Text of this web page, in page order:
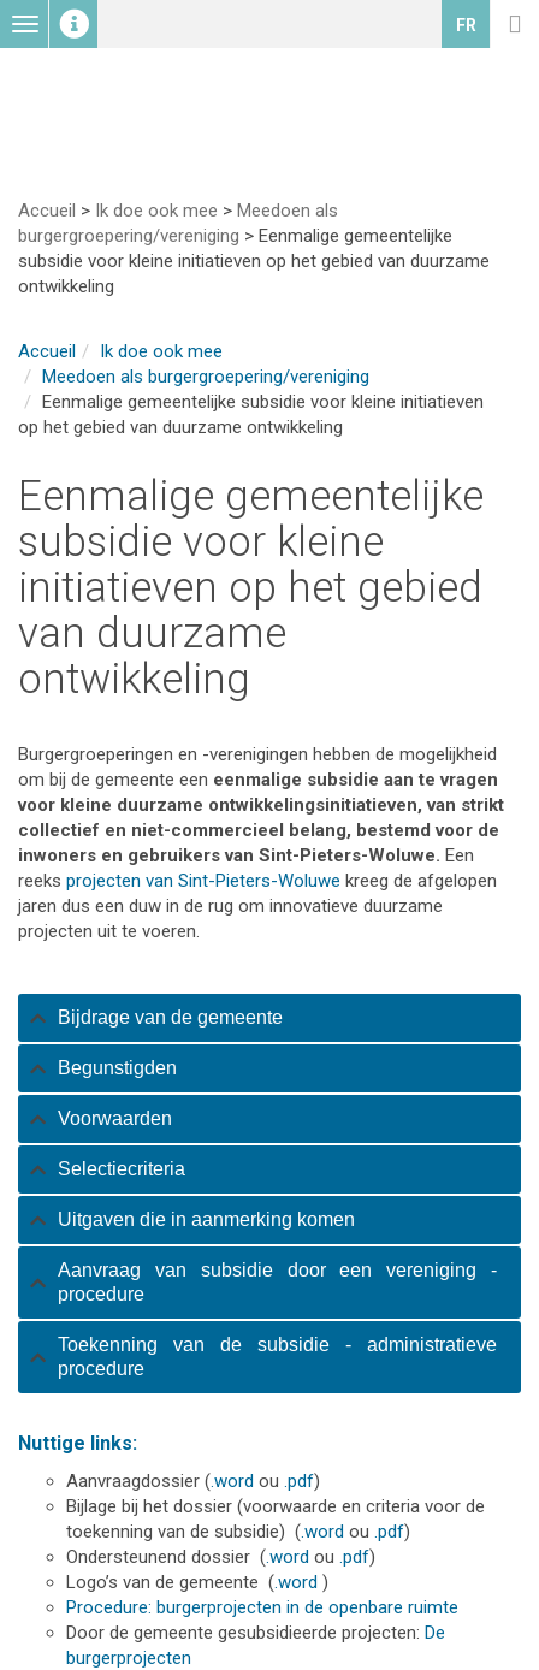
Toggle
navigation
FR
Accueil > Ik doe ook mee > Meedoen als
burgergroepering/vereniging > Eenmalige gemeentelijke
subsidie voor kleine initiatieven op het gebied van duurzame
ontwikkeling
Accueil
Ik doe ook mee
Meedoen als burgergroepering/vereniging
Eenmalige gemeentelijke subsidie voor kleine initiatieven
op het gebied van duurzame ontwikkeling
Eenmalige gemeentelijke
subsidie voor kleine
initiatieven op het gebied
van duurzame
ontwikkeling
Burgergroeperingen en -verenigingen hebben de mogelijkheid
om bij de gemeente een eenmalige subsidie aan te vragen
voor kleine duurzame ontwikkelingsinitiatieven, van strikt
collectief en niet-commercieel belang, bestemd voor de
inwoners en gebruikers van Sint-Pieters-Woluwe. Een
reeks projecten van Sint-Pieters-Woluwe kreeg de afgelopen
jaren dus een duw in de rug om innovatieve duurzame
projecten uit te voeren.
Bijdrage van de gemeente
Begunstigden
Voorwaarden
Selectiecriteria
Uitgaven die in aanmerking komen
Aanvraag van subsidie door een vereniging -
procedure
Toekenning van de subsidie - administratieve
procedure
Nuttige links:
Aanvraagdossier (.word ou .pdf)
Bijlage bij het dossier (voorwaarde en criteria voor de
toekenning van de subsidie) (.word ou .pdf)
Ondersteunend dossier (.word ou .pdf)
Logo’s van de gemeente (.word )
Procedure: burgerprojecten in de openbare ruimte
Door de gemeente gesubsidieerde projecten: De
burgerprojecten